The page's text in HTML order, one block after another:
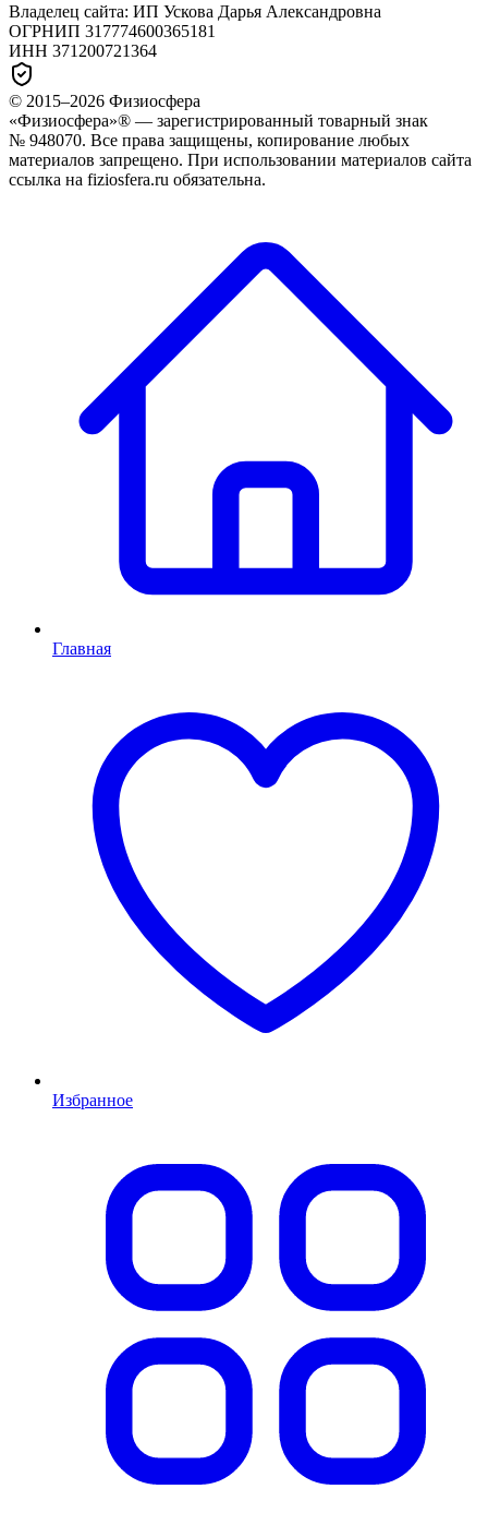
Владелец сайта: ИП Ускова Дарья Александровна
ОГРНИП 317774600365181
ИНН 371200721364
© 2015–2026 Физиосфера
«Физиосфера»® — зарегистрированный товарный знак
№ 948070. Все права защищены, копирование любых
материалов запрещено. При использовании материалов сайта
ссылка на fiziosfera.ru обязательна.
Главная
Избранное